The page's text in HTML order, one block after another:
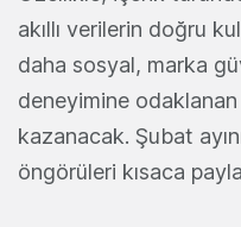
akıllı verilerin doğru
daha sosyal, marka
deneyimine odaklanan
kazanacak. Şubat
öngörüleri kısaca